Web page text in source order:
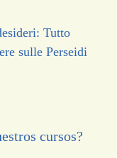
Tutto
sulle Perseidi
cursos?